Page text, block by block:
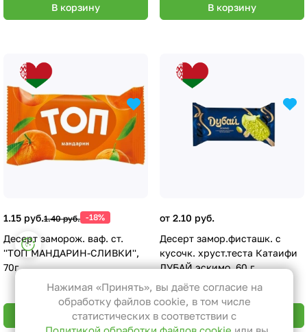
В корзину В корзину
1.15 руб.1.40 руб. -18%
Десерт заморож. ваф. ст.
''ТОП МАНДАРИН-СЛИВКИ'',
70г
В корзину
от 2.10 руб.
Десерт замор.фисташк. с
кусочк. хруст.теста Катаифи
ДУБАЙ эскимо, 60 г
В корзину
Настройки файлов cookie
Функциональные
Эти файлы необходимы для
функционирования сайта и не
могут быть отключены в наших
Нажимая «Принять», вы даёте согласие на
обработку файлов cookie, в том числе
статистических в соответствии с